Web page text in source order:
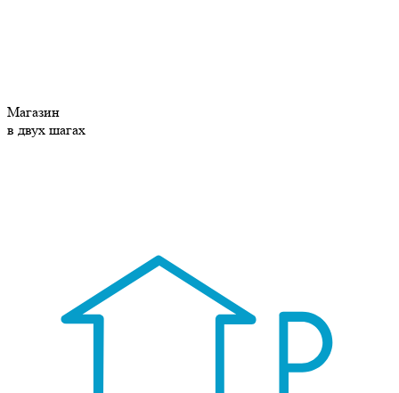
Магазин
в двух шагах